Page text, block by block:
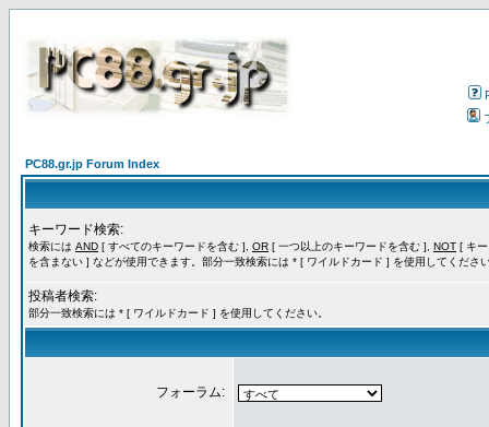
PC88.gr.jp Forum Index
キーワード検索:
検索には AND [ すべてのキーワードを含む ], OR [ 一つ以上のキーワードを含む ], NOT [ キ
を含まない ] などが使用できます。部分一致検索には * [ ワイルドカード ] を使用してくださ
投稿者検索:
部分一致検索には * [ ワイルドカード ] を使用してください。
フォーラム: